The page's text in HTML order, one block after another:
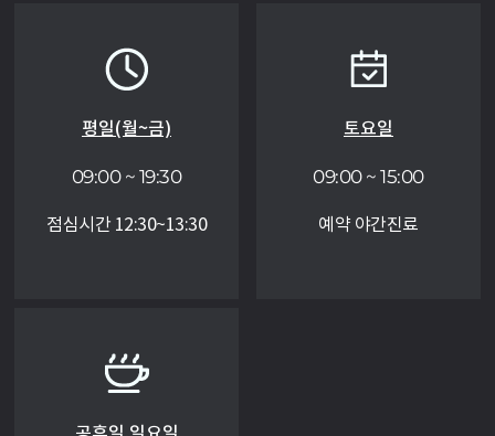
평일(월~금)
09:00 ~ 19:30
점심시간 12:30~13:30
토요일
09:00 ~ 15:00
예약 야간진료